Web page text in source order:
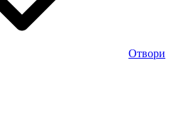
Отвори